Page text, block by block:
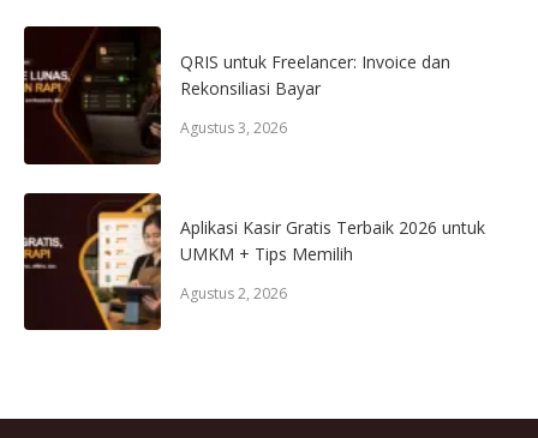
QRIS untuk Freelancer: Invoice dan
Rekonsiliasi Bayar
Agustus 3, 2026
Aplikasi Kasir Gratis Terbaik 2026 untuk
UMKM + Tips Memilih
Agustus 2, 2026